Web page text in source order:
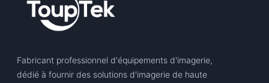
Fabricant professionnel d'équipements d'imagerie,
dédié à fournir des solutions d'imagerie de haute